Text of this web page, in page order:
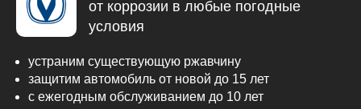
от коррозии в любые погодные
условия
устраним существующую ржавчину
защитим автомобиль от новой до 15 лет
с ежегодным обслуживанием до 10 лет